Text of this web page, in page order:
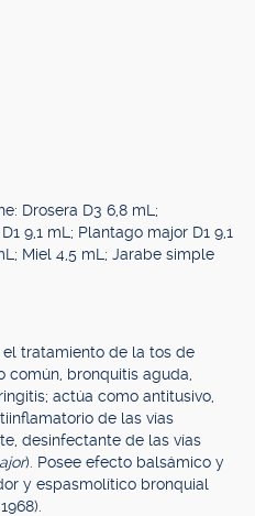
Drosera D3 6,8 mL;
9,1 mL; Plantago major D1 9,1
Miel 4,5 mL; Jarabe simple
el tratamiento de la tos de
común, bronquitis aguda,
actúa como antitusivo,
de las vías
desinfectante de las vías
). Posee efecto balsámico y
y espasmolítico bronquial